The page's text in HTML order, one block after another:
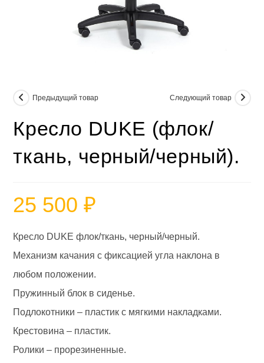
Предыдущий товар Следующий товар
Кресло DUKE (флок/
ткань, черный/черный).
25 500₽
Кресло DUKE флок/ткань, черный/черный.
Механизм качания с фиксацией угла наклона в
любом положении.
Пружинный блок в сиденье.
Подлокотники – пластик с мягкими накладками.
Крестовина – пластик.
Ролики – прорезиненные.